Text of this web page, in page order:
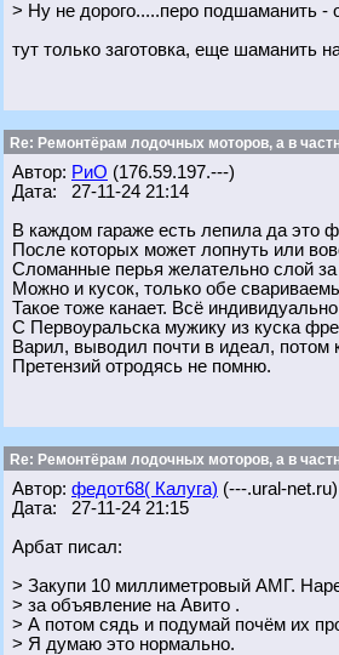
> Ну не дорого.....перо подшаманить -
тут только заготовка, еще шаманить
Re: Ремонтёрам лодочных моторов, а в
Автор: РиО (176.59.197.---)
Дата: 27-11-24 21:14
В каждом гараже есть лепила да это
После которых может лопнуть или
Сломанные перья желательно слой
Можно и кусок, только обе
Такое тоже канает. Всё
С Первоуральска мужику из куска
Варил, выводил почти в идеал, потом
Претензий отродясь не помню.
Re: Ремонтёрам лодочных моторов, а в
Автор: федот68( Калуга) (---.ural-net.ru)
Дата: 27-11-24 21:15
Арбат писал:
> Закупи 10 миллиметровый АМГ.
> за объявление на Авито .
> А потом сядь и подумай почём их
> Я думаю это нормально.